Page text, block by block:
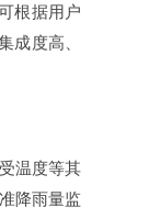
根据用户
成度高、
温度等其
降雨量监